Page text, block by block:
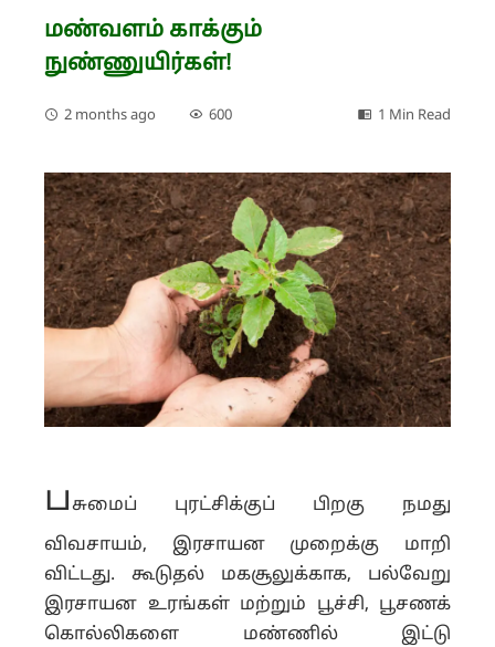
மண்வளம் காக்கும்
நுண்ணுயிர்கள்!
2 months ago 600 1 Min Read
பசுமைப் புரட்சிக்குப் பிறகு நமது
விவசாயம், இரசாயன முறைக்கு மாறி
விட்டது. கூடுதல் மகசூலுக்காக, பல்வேறு
இரசாயன உரங்கள் மற்றும் பூச்சி, பூசணக்
கொல்லிகளை மண்ணில் இட்டு